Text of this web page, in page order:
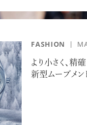
FASHION
より小さく、精
新型ムーブメン